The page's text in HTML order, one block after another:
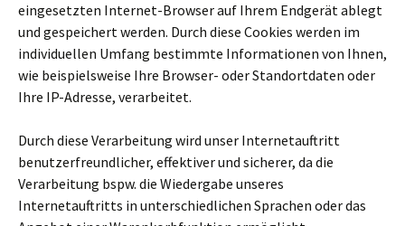
eingesetzten Internet-Browser auf Ihrem Endgerät ablegt
und gespeichert werden. Durch diese Cookies werden im
individuellen Umfang bestimmte Informationen von Ihnen,
wie beispielsweise Ihre Browser- oder Standortdaten oder
Ihre IP-Adresse, verarbeitet.
Durch diese Verarbeitung wird unser Internetauftritt
benutzerfreundlicher, effektiver und sicherer, da die
Verarbeitung bspw. die Wiedergabe unseres
Internetauftritts in unterschiedlichen Sprachen oder das